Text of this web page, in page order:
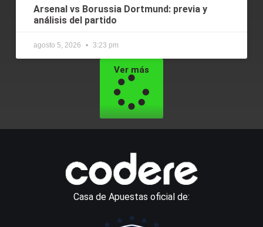
Arsenal vs Borussia Dortmund: previa y
análisis del partido
agosto 5, 2026 3:23 pm
Ver más
Casa de Apuestas oficial de: